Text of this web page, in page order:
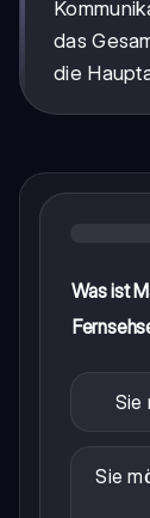
das
die
Was ist
Sie
Sie